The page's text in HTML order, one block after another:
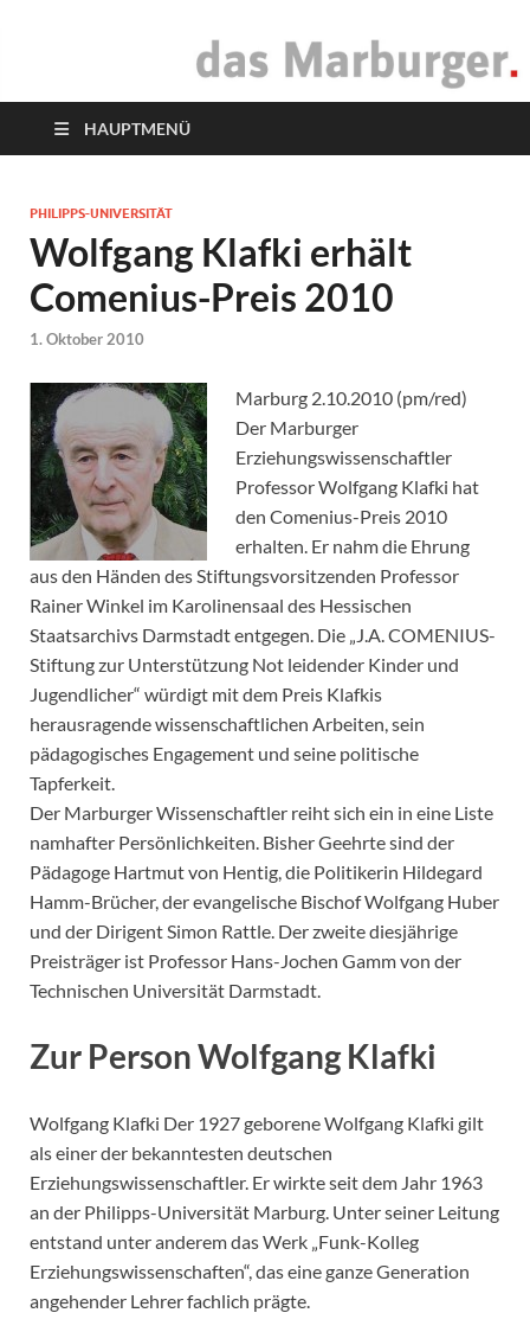
das Marburger.
HAUPTMENÜ
PHILIPPS-UNIVERSITÄT
Wolfgang Klafki erhält
Comenius-Preis 2010
1. Oktober 2010
Marburg 2.10.2010 (pm/red)
Der Marburger
Erziehungswissenschaftler
Professor Wolfgang Klafki hat
den Comenius-Preis 2010
erhalten. Er nahm die Ehrung
aus den Händen des Stiftungsvorsitzenden Professor
Rainer Winkel im Karolinensaal des Hessischen
Staatsarchivs Darmstadt entgegen. Die „J.A. COMENIUS-
Stiftung zur Unterstützung Not leidender Kinder und
Jugendlicher“ würdigt mit dem Preis Klafkis
herausragende wissenschaftlichen Arbeiten, sein
pädagogisches Engagement und seine politische
Tapferkeit.
Der Marburger Wissenschaftler reiht sich ein in eine Liste
namhafter Persönlichkeiten. Bisher Geehrte sind der
Pädagoge Hartmut von Hentig, die Politikerin Hildegard
Hamm-Brücher, der evangelische Bischof Wolfgang Huber
und der Dirigent Simon Rattle. Der zweite diesjährige
Preisträger ist Professor Hans-Jochen Gamm von der
Technischen Universität Darmstadt.
Zur Person Wolfgang Klafki
Wolfgang Klafki Der 1927 geborene Wolfgang Klafki gilt
als einer der bekanntesten deutschen
Erziehungswissenschaftler. Er wirkte seit dem Jahr 1963
an der Philipps-Universität Marburg. Unter seiner Leitung
entstand unter anderem das Werk „Funk-Kolleg
Erziehungswissenschaften“, das eine ganze Generation
angehender Lehrer fachlich prägte.